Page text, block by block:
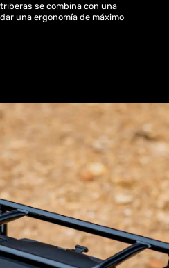
se combina con una
una ergonomía de máximo